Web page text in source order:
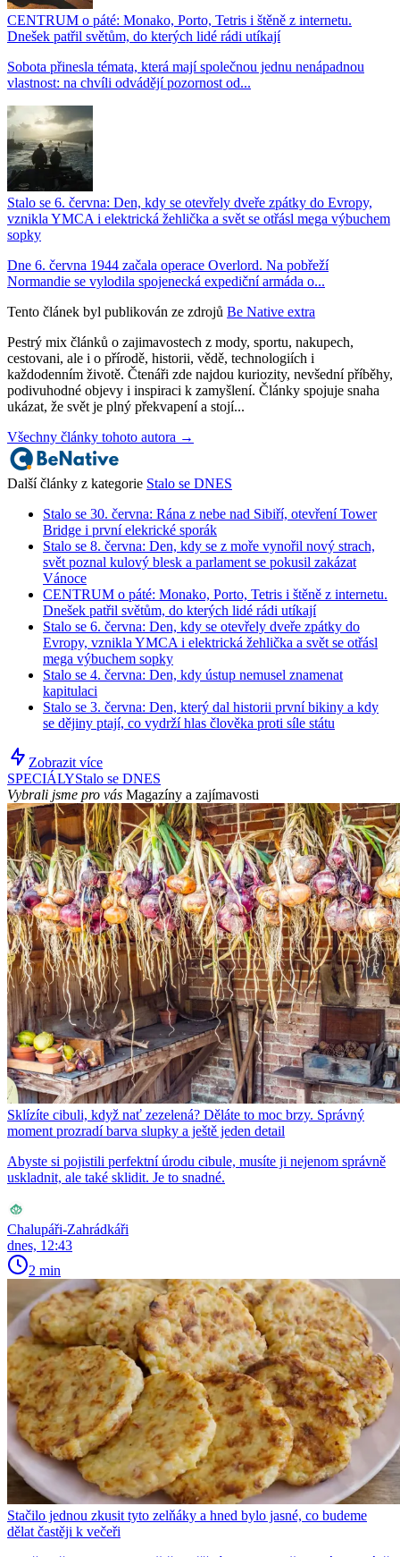
CENTRUM o páté: Monako, Porto, Tetris i štěně z internetu.
Dnešek patřil světům, do kterých lidé rádi utíkají
Sobota přinesla témata, která mají společnou jednu nenápadnou
vlastnost: na chvíli odvádějí pozornost od...
Stalo se 6. června: Den, kdy se otevřely dveře zpátky do Evropy,
vznikla YMCA i elektrická žehlička a svět se otřásl mega výbuchem
sopky
Dne 6. června 1944 začala operace Overlord. Na pobřeží
Normandie se vylodila spojenecká expediční armáda o...
Tento článek byl publikován ze zdrojů Be Native extra
Pestrý mix článků o zajimavostech z mody, sportu, nakupech,
cestovani, ale i o přírodě, historii, vědě, technologiích i
každodenním životě. Čtenáři zde najdou kuriozity, nevšední příběhy,
podivuhodné objevy i inspiraci k zamyšlení. Články spojuje snaha
ukázat, že svět je plný překvapení a stojí...
Všechny články tohoto autora →
Další články z kategorie Stalo se DNES
Stalo se 30. června: Rána z nebe nad Sibiří, otevření Tower
Bridge i první elekrické sporák
Stalo se 8. června: Den, kdy se z moře vynořil nový strach,
svět poznal kulový blesk a parlament se pokusil zakázat
Vánoce
CENTRUM o páté: Monako, Porto, Tetris i štěně z internetu.
Dnešek patřil světům, do kterých lidé rádi utíkají
Stalo se 6. června: Den, kdy se otevřely dveře zpátky do
Evropy, vznikla YMCA i elektrická žehlička a svět se otřásl
mega výbuchem sopky
Stalo se 4. června: Den, kdy ústup nemusel znamenat
kapitulaci
Stalo se 3. června: Den, který dal historii první bikiny a kdy
se dějiny ptají, co vydrží hlas člověka proti síle státu
Zobrazit více
SPECIÁLYStalo se DNES
Vybrali jsme pro vás Magazíny a zajímavosti
Sklízíte cibuli, když nať zezelená? Děláte to moc brzy. Správný
moment prozradí barva slupky a ještě jeden detail
Abyste si pojistili perfektní úrodu cibule, musíte ji nejenom správně
uskladnit, ale také sklidit. Je to snadné.
Chalupáři-Zahrádkáři
dnes, 12:43
2 min
Stačilo jednou zkusit tyto zelňáky a hned bylo jasné, co budeme
dělat častěji k večeři